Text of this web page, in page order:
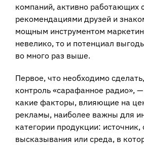
компаний, активно работающих
рекомендациями друзей и
мощным инструментом
невелико, то и потенциал
во много раз выше.
Первое, что необходимо
контроль «сарафанное радио», —
какие факторы, влияющие на
рекламы, наиболее важны для
категории продукции: источник,
высказывания или среда, в